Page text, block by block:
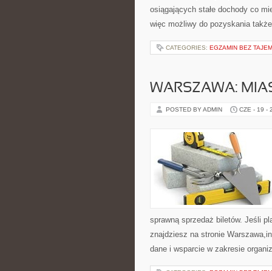
osiągających stałe dochody co
więc możliwy do pozyskania
CATEGORIES: EGZAMIN BEZ
WARSZAWA:
POSTED BY ADMIN CZE - 19 -
sprawną sprzedaż biletów. Jeśli
znajdziesz na stronie
dane i wsparcie w zakresie